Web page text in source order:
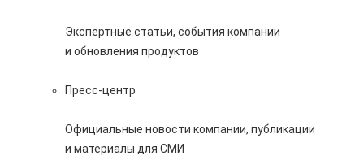
Экспертные статьи, события компании
и обновления продуктов
Пресс-центр
Официальные новости компании, публикации
и материалы для СМИ